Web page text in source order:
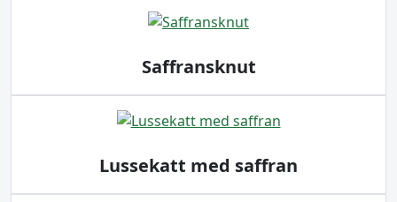
Saffransknut
Lussekatt med saffran